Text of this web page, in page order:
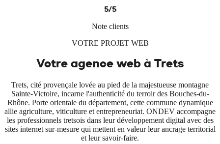
5/5
Note clients
VOTRE PROJET WEB
Votre agence web à Trets
Trets, cité provençale lovée au pied de la majestueuse montagne
Sainte-Victoire, incarne l'authenticité du terroir des Bouches-du-
Rhône. Porte orientale du département, cette commune dynamique
allie agriculture, viticulture et entrepreneuriat. ONDEV accompagne
les professionnels tretsois dans leur développement digital avec des
sites internet sur-mesure qui mettent en valeur leur ancrage territorial
et leur savoir-faire.